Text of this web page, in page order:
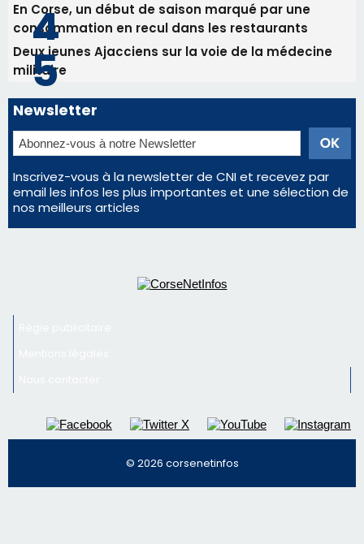
En Corse, un début de saison marqué par une
consommation en recul dans les restaurants
Deux jeunes Ajacciens sur la voie de la médecine
militaire
Newsletter
Inscrivez-vous à la newsletter de CNI et recevez par
email les infos les plus importantes et une sélection de
nos meilleurs articles
© 2026 corsenetinfos